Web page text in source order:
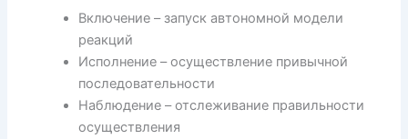
Включение – запуск автономной модели
реакций
Исполнение – осуществление привычной
последовательности
Наблюдение – отслеживание правильности
осуществления